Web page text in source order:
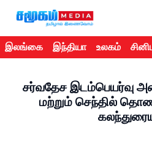
இலங்கை இந்தியா உலகம்
சர்வதேச இடம்பெயர்வு
மற்றும் செந்தில்